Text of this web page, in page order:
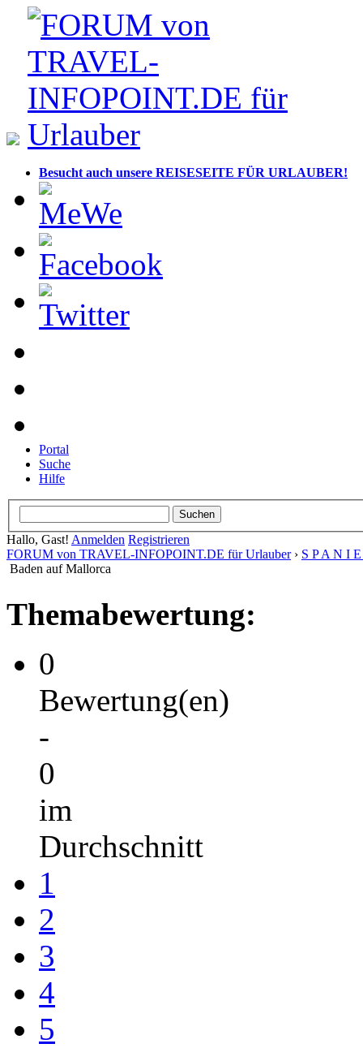
Besucht auch unsere REISESEITE FÜR URLAUBER!
Portal
Suche
Hilfe
Hallo, Gast! Anmelden Registrieren
FORUM von TRAVEL-INFOPOINT.DE für Urlauber› S P A N I
Baden auf Mallorca
Themabewertung:
0
Bewertung(en)
-
0
im
Durchschnitt
1
2
3
4
5